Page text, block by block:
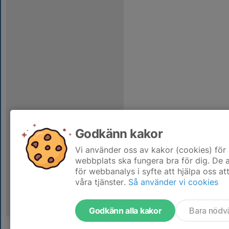
Godkänn kakor
Vi använder oss av kakor (cookies)
webbplats ska fungera bra för dig. De
för webbanalys i syfte att hjälpa oss
våra tjänster. Så använder vi cookies
Godkänn alla kakor Bara